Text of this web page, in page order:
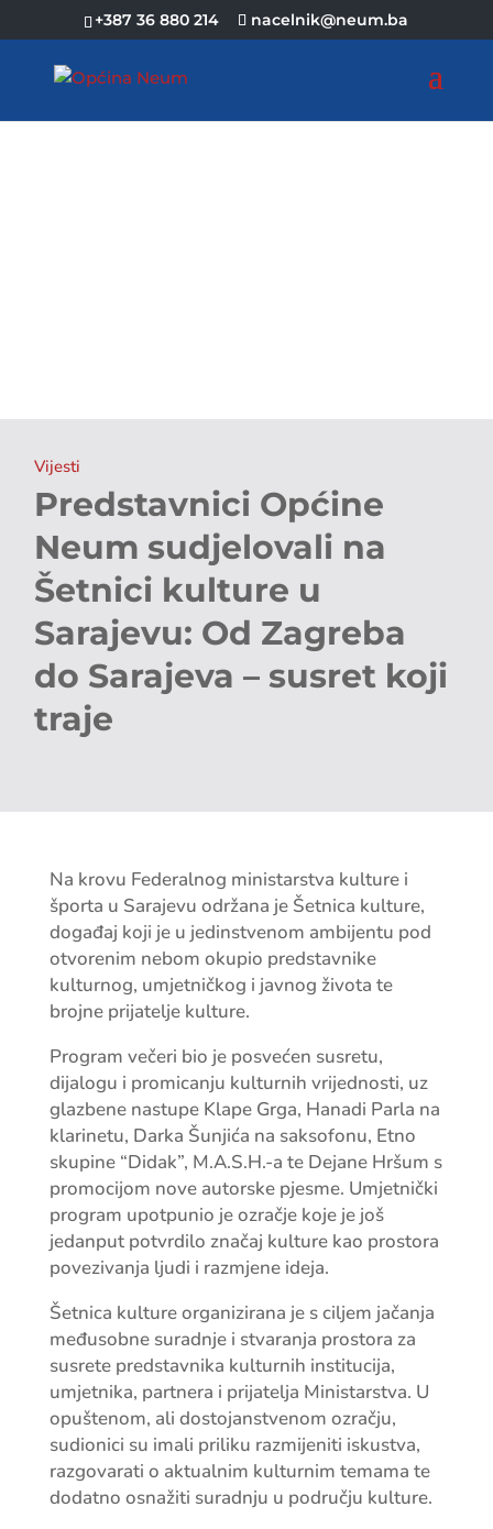
+387 36 880 214 nacelnik@neum.ba
Vijesti
Predstavnici Općine
Neum sudjelovali na
Šetnici kulture u
Sarajevu: Od Zagreba
do Sarajeva – susret koji
traje
Na krovu Federalnog ministarstva kulture i
športa u Sarajevu održana je Šetnica kulture,
događaj koji je u jedinstvenom ambijentu pod
otvorenim nebom okupio predstavnike
kulturnog, umjetničkog i javnog života te
brojne prijatelje kulture.
Program večeri bio je posvećen susretu,
dijalogu i promicanju kulturnih vrijednosti, uz
glazbene nastupe Klape Grga, Hanadi Parla na
klarinetu, Darka Šunjića na saksofonu, Etno
skupine “Didak”, M.A.S.H.-a te Dejane Hršum s
promocijom nove autorske pjesme. Umjetnički
program upotpunio je ozračje koje je još
jedanput potvrdilo značaj kulture kao prostora
povezivanja ljudi i razmjene ideja.
Šetnica kulture organizirana je s ciljem jačanja
međusobne suradnje i stvaranja prostora za
susrete predstavnika kulturnih institucija,
umjetnika, partnera i prijatelja Ministarstva. U
opuštenom, ali dostojanstvenom ozračju,
sudionici su imali priliku razmijeniti iskustva,
razgovarati o aktualnim kulturnim temama te
dodatno osnažiti suradnju u području kulture.